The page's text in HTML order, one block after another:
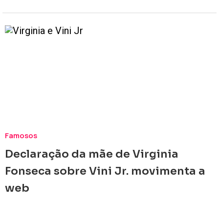
Famosos
Declaração da mãe de Virginia
Fonseca sobre Vini Jr. movimenta a
web